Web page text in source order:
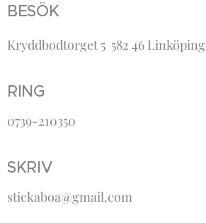
BESÖK
Kryddbodtorget 5 582 46 Linköping
RING
0739-210350
SKRIV
stickaboa@gmail.com